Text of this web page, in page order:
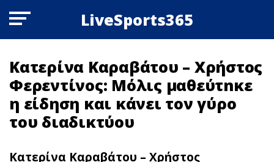
LiveSports365
Κατερίνα Καραβάτου – Χρήστος
Φερεντίνος: Μόλις μαθεύτnκε
η είδηση και κάνει τον γύρο
του διαδικτύου
Κατερίνα Καραβάτου – Χρήστος